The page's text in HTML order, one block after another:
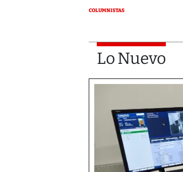
COLUMNISTAS
Lo Nuevo